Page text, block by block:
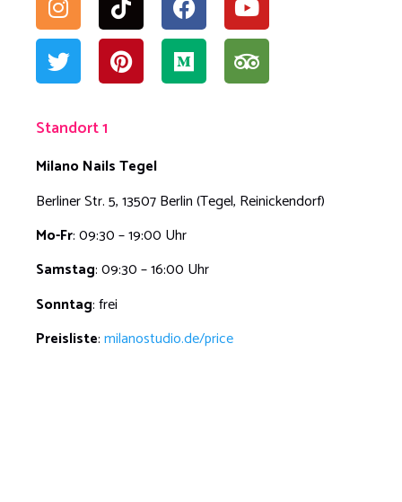
Standort 1
Milano Nails Tegel
Berliner Str. 5, 13507 Berlin (Tegel, Reinickendorf)
Mo-Fr: 09:30 – 19:00 Uhr
Samstag: 09:30 – 16:00 Uhr
Sonntag: frei
Preisliste:milanostudio.de/price